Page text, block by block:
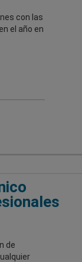
con las
el año en
de